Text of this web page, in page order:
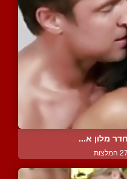
מלון א...